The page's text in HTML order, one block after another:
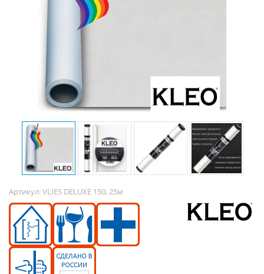
Артикул:VLIES DELUXE 150, 25м